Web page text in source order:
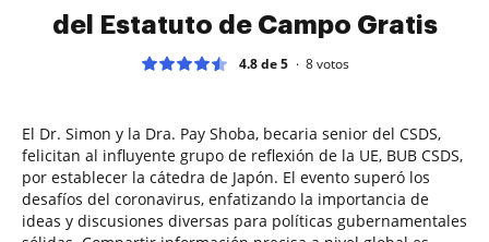
del Estatuto de Campo Gratis
4.8 de 5 8votos
El Dr. Simon y la Dra. Pay Shoba, becaria senior del CSDS,
felicitan al influyente grupo de reflexión de la UE, BUB CSDS,
por establecer la cátedra de Japón. El evento superó los
desafíos del coronavirus, enfatizando la importancia de
ideas y discusiones diversas para políticas gubernamentales